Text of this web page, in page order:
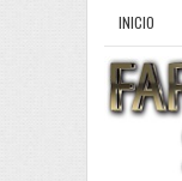
INICIO